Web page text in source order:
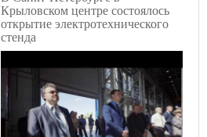
Крыловском центре состоялось
открытие электротехнического
стенда